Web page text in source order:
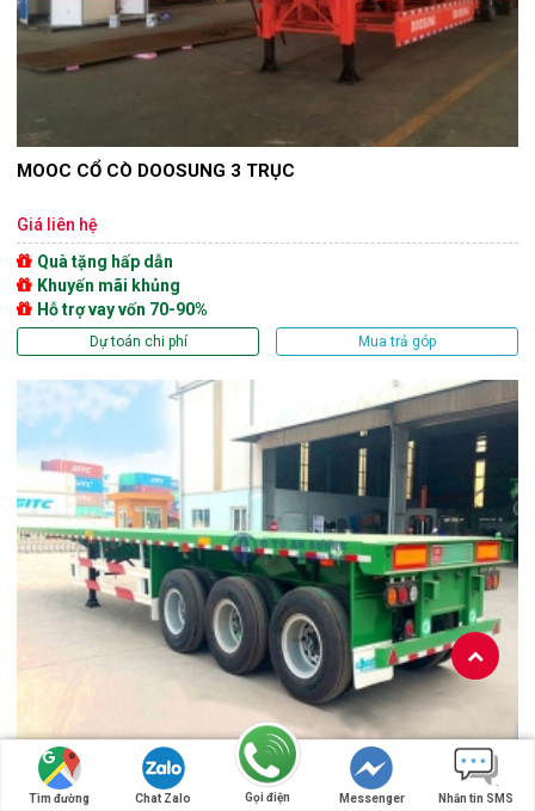
MOOC CỔ CÒ DOOSUNG 3 TRỤC
Giá liên hệ
Quà tặng hấp dẫn
Khuyến mãi khủng
Hỗ trợ vay vốn 70-90%
Dự toán chi phí Mua trả góp
RƠ MOOC SÀN TIANJUN
Tìm đường Chat Zalo Gọi điện Messenger Nhắn tin SMS